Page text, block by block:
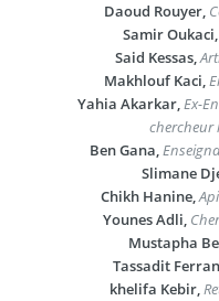
Daoud Rouyer,
Samir Oukaci,
Said Kessas,
Makhlouf Kaci,
Yahia Akarkar,Ex-
chercheur
Ben Gana,
Slimane
Chikh Hanine,
Younes Adli,
Mustapha
Tassadit
khelifa Kebir,